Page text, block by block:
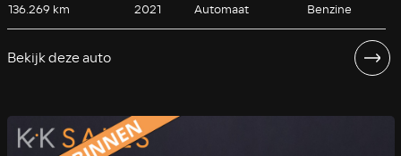
136.269 km 2021 Automaat Benzine
Bekijk deze auto